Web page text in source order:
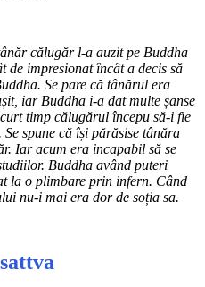
călugăr l-a auzit pe Buddha
de impresionat încât a decis să
Se pare că tânărul era
iar Buddha i-a dat multe șanse
timp călugărul începu să-i fie
spune că își părăsise tânăra
Iar acum era incapabil să se
Buddha având puteri
la o plimbare prin infern. Când
nu-i mai era dor de soția sa.